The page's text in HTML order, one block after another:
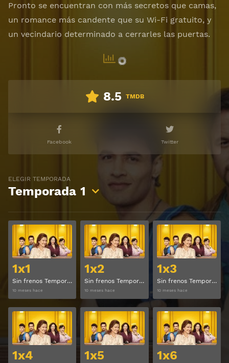
Pronto se encuentran con más secretos que camas,
un romance más candente que su Wi-Fi gratuito, y
un vecindario determinado a cerrarles las puertas.
8.5 TMDB
Facebook Twitter
ELEGIR TEMPORADA
Temporada 1
1x1
Sin frenos Temporada 1 Capitulo 1
10 meses hace
Ver
1x2
Sin frenos Temporada 1 Capitulo 2
10 meses hace
Ver
1x3
Sin frenos Temporada 1 Capitulo 3
10 meses hace
1x4
Ver
1x5
Ver
1x6